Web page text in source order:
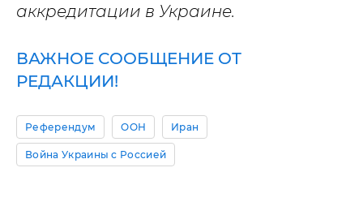
аккредитации в Украине.
ВАЖНОЕ СООБЩЕНИЕ ОТ
РЕДАКЦИИ!
Референдум ООН Иран
Война Украины с Россией